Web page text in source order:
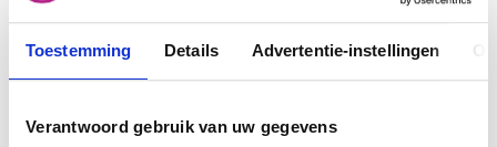
Toestemming Details Advertentie-instellingen
Verantwoord gebruik van uw gegevens